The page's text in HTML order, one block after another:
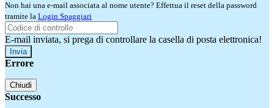
Non hai una e-mail associata al nome utente? Effettua il reset della password
tramite la Login Spaggiari
E-mail inviata, si prega di controllare la casella di posta elettronica!
Errore
Chiudi
Successo